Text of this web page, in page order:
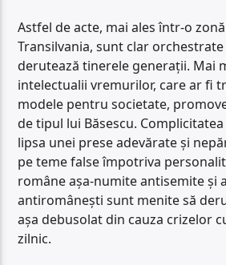
Astfel de acte, mai ales într-o
Transilvania, sunt clar
derutează tinerele generații. Mai
intelectualii vremurilor, care ar fi
modele pentru societate,
de tipul lui Băsescu.
lipsa unei prese adevărate și
pe teme false împotriva
române așa-numite antisemite și
antiromânești sunt menite să
așa debusolat din cauza crizelor
zilnic.